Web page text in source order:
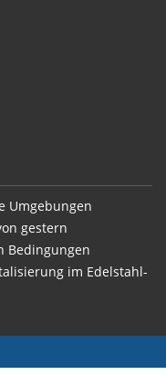
Umgebungen
gestern
Bedingungen
im Edelstahl-